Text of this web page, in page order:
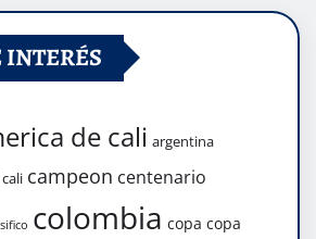
de cali argentina
cali campeon centenario
colombia copa copa